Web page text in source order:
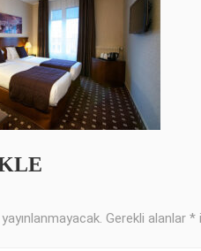
Gerekli alanlar *